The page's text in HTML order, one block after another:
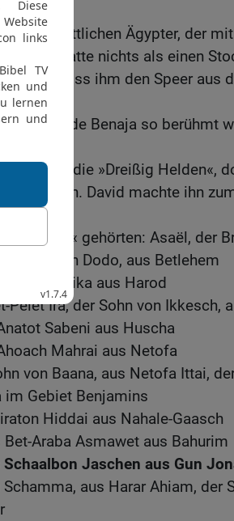
einen stattlichen Ägypter, der
selbst hatte nichts als einen
los, riss ihm den Speer aus
wurde Benaja so berühmt
als die »Dreißig Helden«,
nicht heran. David machte ihn
Helden« gehörten: Asaël, der
Sohn von Dodo, aus Betlehem
Harod Elika aus Harod
Pelet Ira, der Sohn von Ikkesch,
Sabeni aus Huscha
Mahrai aus Netofa
von Baana, aus Netofa Ittai,
im Gebiet Benjamins
Hiddai aus Nahale-Gaasch
Araba Asmawet aus Bahurim
Schaalbon Jaschen aus Gun
aus Harar Ahiam, der